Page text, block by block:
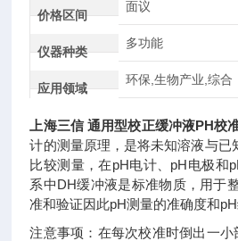
价格区间
面议
仪器种类
多功能
应用领域
环保,生物产业,综合
上海三信 通用型校正缓冲液PH校
计的测量原理，是将未知溶液与已
比较测量，在pH电计、pH电极和
系中DH缓冲液是标准物质，用于
准和验证因此pH测量的准确度和pH
注意事项：在每次校准时倒出一